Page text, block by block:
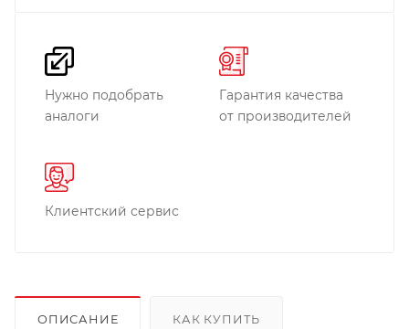
Нужно подобрать
аналоги
Гарантия качества
от производителей
Клиентский сервис
ОПИСАНИЕ КАК КУПИТЬ